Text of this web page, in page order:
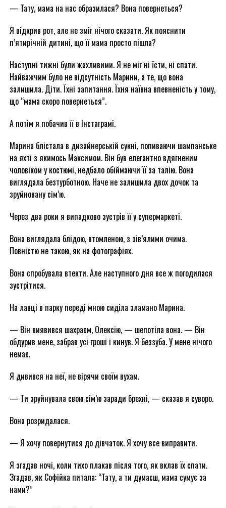
— Тату, мама на нас образилася? Вона повернеться?
Я відкрив рот, але не зміг нічого сказати. Як пояснити
п’ятирічній дитині, що її мама просто пішла?
Наступні тижні були жахливими. Я не міг ні їсти, ні спати.
Найважчим було не відсутність Марини, а те, що вона
залишила. Діти. Їхні запитання. Їхня наївна впевненість у тому,
що “мама скоро повернеться”.
А потім я побачив її в Інстаграмі.
Марина блістала в дизайнерській сукні, попиваючи шампанське
на яхті з якимось Максимом. Він був елегантно вдягненим
чоловіком у костюмі, недбало обіймаючи її за талію. Вона
виглядала безтурботною. Наче не залишила двох дочок та
зруйновану сім’ю.
Через два роки я випадково зустрів її у супермаркеті.
Вона виглядала блідою, втомленою, з зів’ялими очима.
Повністю не такою, як на фотографіях.
Вона спробувала втекти. Але наступного дня все ж погодилася
зустрітися.
На лавці в парку переді мною сиділа зламано Марина.
— Він виявився шахраєм, Олексію, — шепотіла вона. — Він
обдурив мене, забрав усі гроші і кинув. Я беззуба. У мене нічого
немає.
Я дивився на неї, не вірячи своїм вухам.
— Ти зруйнувала свою сім’ю заради брехні, — сказав я суворо.
Вона розридалася.
— Я хочу повернутися до дівчаток. Я хочу все виправити.
Я згадав ночі, коли тихо плакав після того, як вклав їх спати.
Згадав, як Софійка питала: “Тату, а ти думаєш, мама сумує за
нами?”